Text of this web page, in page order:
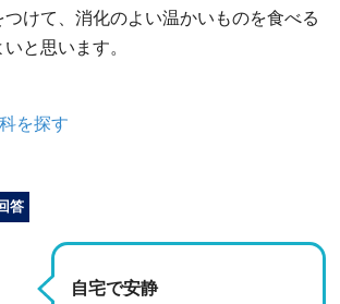
つけて、消化のよい温かいものを食べる
と思います。
を探す
自宅で安静
答